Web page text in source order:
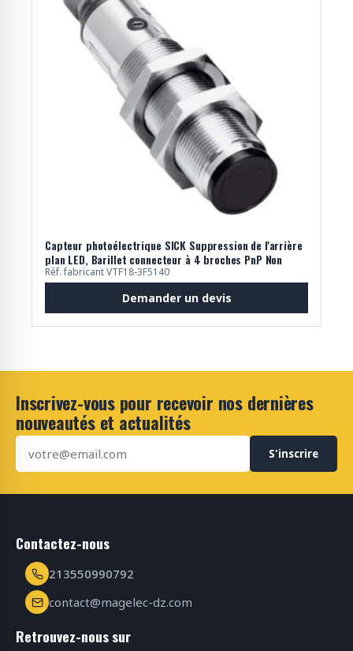
Capteur photoélectrique SICK Suppression de l'arrière
plan LED, Barillet connecteur à 4 broches PnP Non
Réf. fabricant VTF18-3F5140
Demander un devis
Inscrivez-vous pour recevoir nos dernières
nouveautés et actualités
S'inscrire
Contactez-nous
213550990792
contact@magelec-dz.com
Retrouvez-nous sur